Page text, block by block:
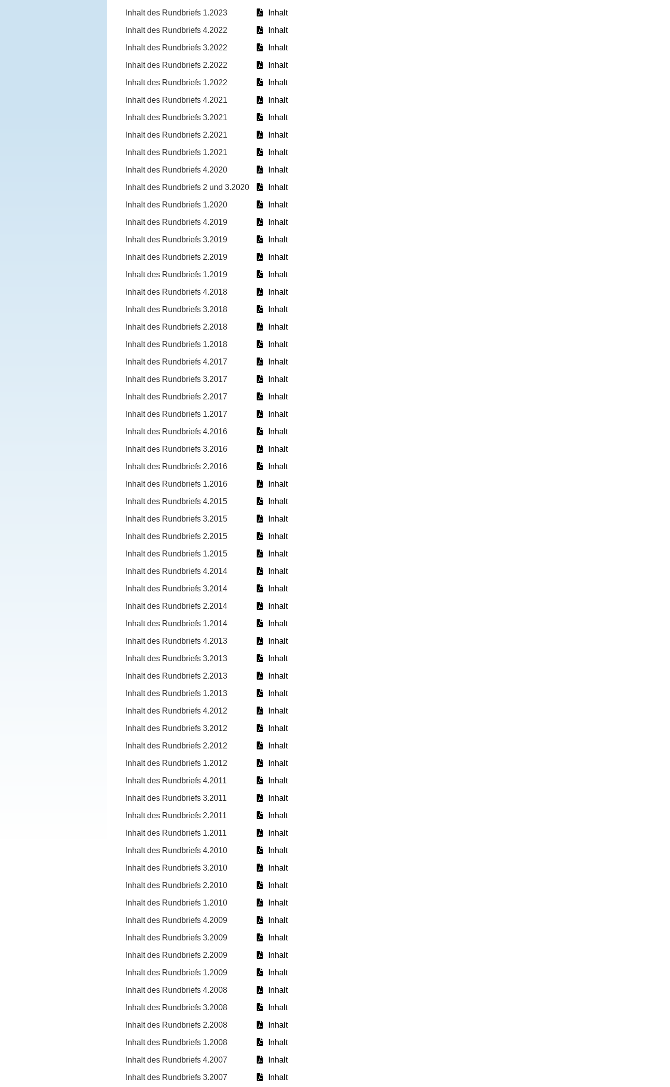
Inhalt des Rundbriefs 1.2023 Inhalt
Inhalt des Rundbriefs 4.2022 Inhalt
Inhalt des Rundbriefs 3.2022 Inhalt
Inhalt des Rundbriefs 2.2022 Inhalt
Inhalt des Rundbriefs 1.2022 Inhalt
Inhalt des Rundbriefs 4.2021 Inhalt
Inhalt des Rundbriefs 3.2021 Inhalt
Inhalt des Rundbriefs 2.2021 Inhalt
Inhalt des Rundbriefs 1.2021 Inhalt
Inhalt des Rundbriefs 4.2020 Inhalt
Inhalt des Rundbriefs 2 und 3.2020 Inhalt
Inhalt des Rundbriefs 1.2020 Inhalt
Inhalt des Rundbriefs 4.2019 Inhalt
Inhalt des Rundbriefs 3.2019 Inhalt
Inhalt des Rundbriefs 2.2019 Inhalt
Inhalt des Rundbriefs 1.2019 Inhalt
Inhalt des Rundbriefs 4.2018 Inhalt
Inhalt des Rundbriefs 3.2018 Inhalt
Inhalt des Rundbriefs 2.2018 Inhalt
Inhalt des Rundbriefs 1.2018 Inhalt
Inhalt des Rundbriefs 4.2017 Inhalt
Inhalt des Rundbriefs 3.2017 Inhalt
Inhalt des Rundbriefs 2.2017 Inhalt
Inhalt des Rundbriefs 1.2017 Inhalt
Inhalt des Rundbriefs 4.2016 Inhalt
Inhalt des Rundbriefs 3.2016 Inhalt
Inhalt des Rundbriefs 2.2016 Inhalt
Inhalt des Rundbriefs 1.2016 Inhalt
Inhalt des Rundbriefs 4.2015 Inhalt
Inhalt des Rundbriefs 3.2015 Inhalt
Inhalt des Rundbriefs 2.2015 Inhalt
Inhalt des Rundbriefs 1.2015 Inhalt
Inhalt des Rundbriefs 4.2014 Inhalt
Inhalt des Rundbriefs 3.2014 Inhalt
Inhalt des Rundbriefs 2.2014 Inhalt
Inhalt des Rundbriefs 1.2014 Inhalt
Inhalt des Rundbriefs 4.2013 Inhalt
Inhalt des Rundbriefs 3.2013 Inhalt
Inhalt des Rundbriefs 2.2013 Inhalt
Inhalt des Rundbriefs 1.2013 Inhalt
Inhalt des Rundbriefs 4.2012 Inhalt
Inhalt des Rundbriefs 3.2012 Inhalt
Inhalt des Rundbriefs 2.2012 Inhalt
Inhalt des Rundbriefs 1.2012 Inhalt
Inhalt des Rundbriefs 4.2011 Inhalt
Inhalt des Rundbriefs 3.2011 Inhalt
Inhalt des Rundbriefs 2.2011 Inhalt
Inhalt des Rundbriefs 1.2011 Inhalt
Inhalt des Rundbriefs 4.2010 Inhalt
Inhalt des Rundbriefs 3.2010 Inhalt
Inhalt des Rundbriefs 2.2010 Inhalt
Inhalt des Rundbriefs 1.2010 Inhalt
Inhalt des Rundbriefs 4.2009 Inhalt
Inhalt des Rundbriefs 3.2009 Inhalt
Inhalt des Rundbriefs 2.2009 Inhalt
Inhalt des Rundbriefs 1.2009 Inhalt
Inhalt des Rundbriefs 4.2008 Inhalt
Inhalt des Rundbriefs 3.2008 Inhalt
Inhalt des Rundbriefs 2.2008 Inhalt
Inhalt des Rundbriefs 1.2008 Inhalt
Inhalt des Rundbriefs 4.2007 Inhalt
Inhalt des Rundbriefs 3.2007 Inhalt